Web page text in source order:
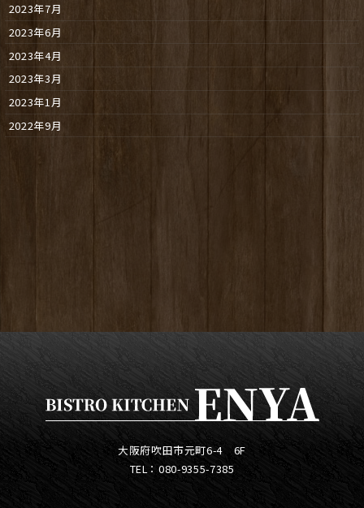
2023年7月
2023年6月
2023年4月
2023年3月
2023年1月
2022年9月
大阪府吹田市元町6-4 6F
TEL：080-9355-7385